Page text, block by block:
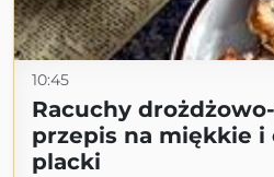
10:45
Racuchy
przepis na miękkie i
placki